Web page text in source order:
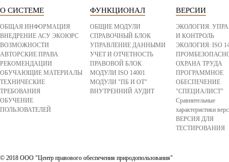
o
t
t
o
m
.
p
n
g
О СИСТЕМЕ
ОБЩАЯ ИНФОРМАЦИЯ
ВНЕДРЕНИЕ АСУ ЭКОЮРС
ВОЗМОЖНОСТИ
АВТОРСКИЕ ПРАВА
РЕКОМЕНДАЦИИ
ОБУЧАЮЩИЕ МАТЕРИАЛЫ
ТЕХНИЧЕСКИЕ
ТРЕБОВАНИЯ
ОБУЧЕНИЕ
ПОЛЬЗОВАТЕЛЕЙ
ФУНКЦИОНАЛ
ОБЩИЕ МОДУЛИ
СПРАВОЧНЫЙ БЛОК
УПРАВЛЕНИЕ ДАННЫМИ
УЧЕТ И ОТЧЕТНОСТЬ
ПРАВОВОЙ БЛОК
МОДУЛИ ISO 14001
МОДУЛИ "ПБ И ОТ"
ВНУТРЕННИЙ АУДИТ
ВЕРСИИ
ЭКОЛОГИЯ:
И КОНТРОЛЬ
ЭКОЛОГИЯ: ISO
ОХРАНА ТРУДА
ПРОГРАММНОЕ
ОБЕСПЕЧЕНИЕ
"СПЕЦИАЛИСТ"
Сравнительные
характеристики
ВЕРСИЯ ДЛЯ
ТЕСТИРОВАНИЯ
© 2018 ООО "Центр правового обеспечения природопользования"